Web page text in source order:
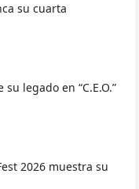
su cuarta
legado en “C.E.O.”
2026 muestra su